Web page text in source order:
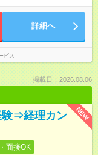
詳細へ
ビス
掲載日：2026.08.06
NEW
験⇒経理カン
面接OK